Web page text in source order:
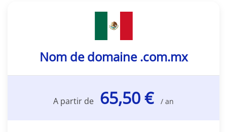
Nom de domaine .com.mx
A partir de 65,50 € / an